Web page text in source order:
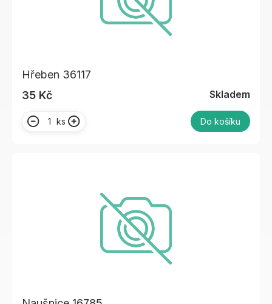
Hřeben 36117
35 Kč
Skladem
ks Do košíku